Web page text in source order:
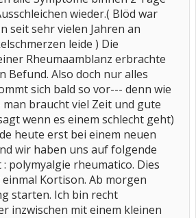
wieder.( Blöd war
seit sehr vielen Jahren an
leide ) Die
Rheumaamblanz erbrachte
Befund. Also doch nur alles
sich bald so vor--- denn wie
braucht viel Zeit und gute
wenn es einem schlecht geht)
heute erst bei einem neuen
wir haben uns auf folgende
polymyalgie rheumatico. Dies
Kortison. Ab morgen
starten. Ich bin recht
inzwischen mit einem kleinen